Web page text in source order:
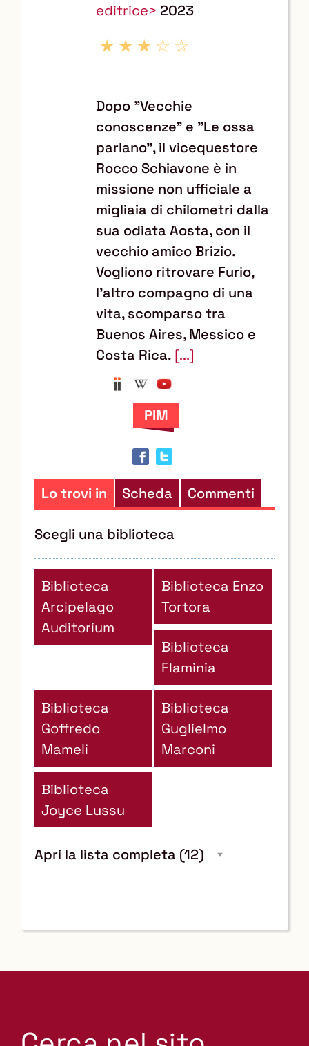
il
documento
risorse
AnobiiWikipedia
editrice> 2023
Dopo "Vecchie
conoscenze" e "Le ossa
parlano", il vicequestore
Rocco Schiavone è in
missione non ufficiale a
migliaia di chilometri dalla
sua odiata Aosta, con il
vecchio amico Brizio.
Vogliono ritrovare Furio,
l’altro compagno di una
vita, scomparso tra
Buenos Aires, Messico e
Costa Rica. [...]
Lo trovi in Scheda Commenti
Scegli una biblioteca
Biblioteca
Arcipelago
Auditorium
Biblioteca Enzo
Tortora
Biblioteca
Flaminia
Biblioteca
Goffredo
Mameli
Biblioteca
Guglielmo
Marconi
Biblioteca
Joyce Lussu
Apri la lista completa (12)